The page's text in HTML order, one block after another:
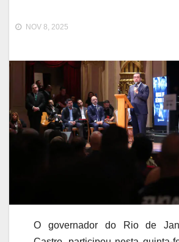
NOV 8, 2025
O governador do Rio de